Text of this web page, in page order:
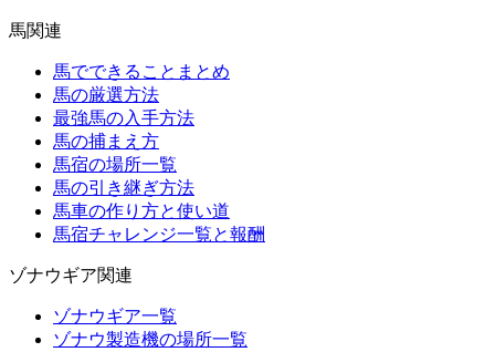
馬関連
馬でできることまとめ
馬の厳選方法
最強馬の入手方法
馬の捕まえ方
馬宿の場所一覧
馬の引き継ぎ方法
馬車の作り方と使い道
馬宿チャレンジ一覧と報酬
ゾナウギア関連
ゾナウギア一覧
ゾナウ製造機の場所一覧